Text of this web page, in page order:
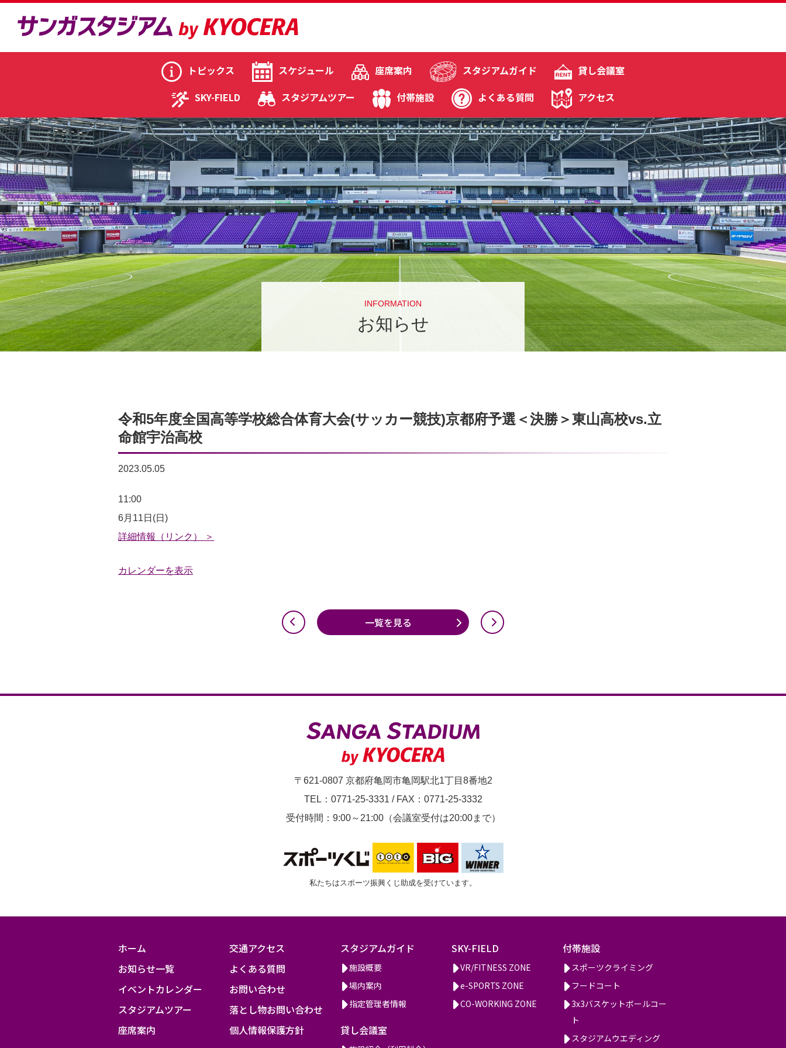
トピックス スケジュール 座席案内 スタジアムガイド
貸し会議室
SKY-FIELD
スタジアムツアー 付帯施設 よくある質問 アクセス
INFORMATION
お知らせ
令和5年度全国高等学校総合体育大会(サッカー競技)京都府予選＜決勝＞東山高校vs.立
命館宇治高校
2023.05.05
令
和
5
度
都
府
予
11:00
6月11日(日)
詳細情報（リンク） ＞
カレンダーを表示
一覧を見る
〒621-0807 京都府亀岡市亀岡駅北1丁目8番地2
TEL：0771-25-3331 / FAX：0771-25-3332
受付時間：9:00～21:00（会議室受付は20:00まで）
私たちはスポーツ振興くじ助成を受けています。
ホーム
お知らせ一覧
イベントカレンダー
スタジアムツアー
座席案内
交通アクセス
よくある質問
お問い合わせ
落とし物お問い合わせ
個人情報保護方針
スタジアムガイド
施設概要
場内案内
指定管理者情報
貸し会議室
SKY-FIELD
VR/FITNESS ZONE
e-SPORTS ZONE
CO-WORKING ZONE
付帯施設
スポーツクライミング
フードコート
3x3バスケットボールコー
ト
スタジアムウエディング